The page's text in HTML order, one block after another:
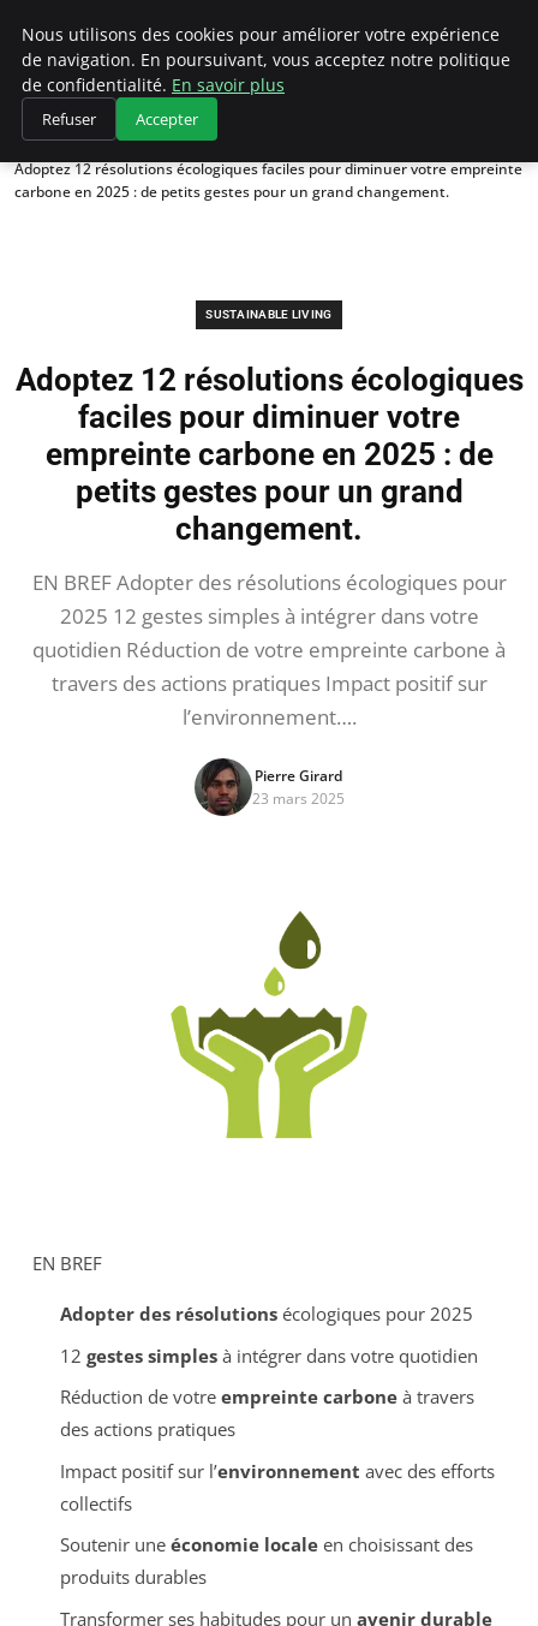
Climategatecountryclub.com
Accueil
Sustainable Living
Adoptez 12 résolutions écologiques faciles pour diminuer votre empreinte
carbone en 2025 : de petits gestes pour un grand changement.
SUSTAINABLE LIVING
Adoptez 12 résolutions écologiques
faciles pour diminuer votre
empreinte carbone en 2025 : de
petits gestes pour un grand
changement.
EN BREF Adopter des résolutions écologiques pour
2025 12 gestes simples à intégrer dans votre
quotidien Réduction de votre empreinte carbone à
travers des actions pratiques Impact positif sur
l’environnement….
Pierre Girard
23 mars 2025
EN BREF
Adopter des résolutionsécologiques pour 2025
12 gestes simplesà intégrer dans votre quotidien
Réduction de votre empreinte carboneà travers
des actions pratiques
Impact positif sur l’environnement avec des efforts
collectifs
Soutenir une économie localeen choisissant des
produits durables
Transformer ses habitudes pour un avenir durable
Nous utilisons des cookies pour améliorer votre expérience
de navigation. En poursuivant, vous acceptez notre politique
de confidentialité. En savoir plus
Refuser Accepter